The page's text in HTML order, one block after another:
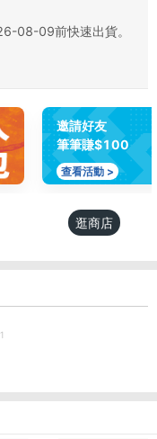
08-09前快速出貨。
邀請好友
筆筆賺$100
查看活動 >
逛商店